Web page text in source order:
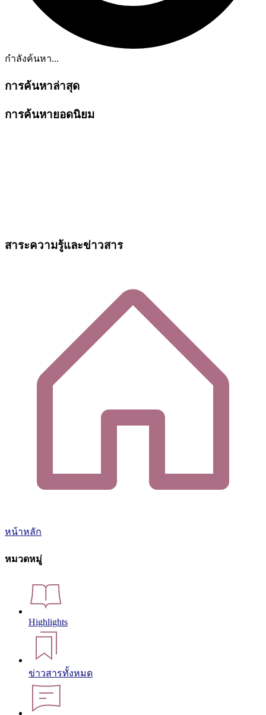
กำลังค้นหา...
การค้นหาล่าสุด
การค้นหายอดนิยม
สาระความรู้และข่าวสาร
หน้าหลัก
หมวดหมู่
Highlights
ข่าวสารทั้งหมด